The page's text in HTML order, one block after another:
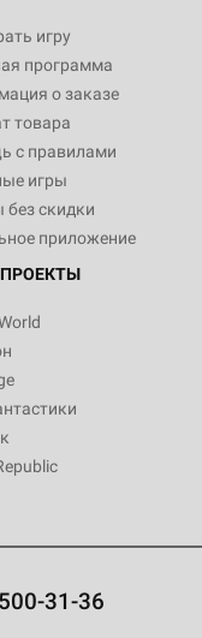
игру
программа
о заказе
товара
с правилами
игры
без скидки
приложение
31-36